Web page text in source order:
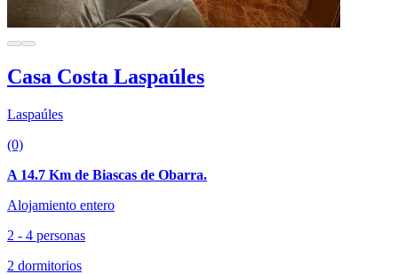
Casa Costa Laspaúles
Laspaúles
(0)
A 14.7 Km de Biascas de Obarra.
Alojamiento entero
2 - 4 personas
2 dormitorios